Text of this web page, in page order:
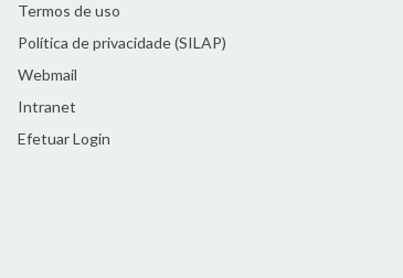
Termos de uso
Política de privacidade (SILAP)
Webmail
Intranet
Efetuar Login